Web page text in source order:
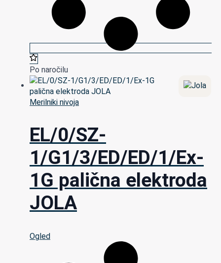
Po naročilu
Merilniki nivoja
EL/0/SZ-
1/G1/3/ED/ED/1/Ex-
1G palična elektroda
JOLA
Ogled